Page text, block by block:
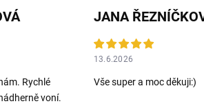
Rychlé
voní.
13.6.2026
Vše super a moc děkuji:)